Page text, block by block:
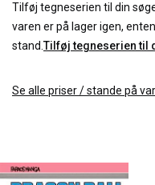
Tilføj tegneserien til din
varen er på lager igen,
stand.Tilføj tegneserien til
Se alle priser / stande på